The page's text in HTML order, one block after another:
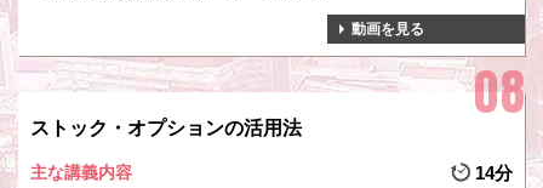
動画を見る
ストック・オプションの活用法
主な講義内容 14分